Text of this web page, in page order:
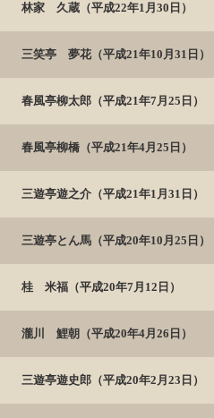
林家 久蔵（平成22年1月30日）
三笑亭 夢花（平成21年10月31日）
春風亭柳太郎（平成21年7月25日）
春風亭柳橋（平成21年4月25日）
三遊亭遊之介（平成21年1月31日）
三遊亭とん馬（平成20年10月25日）
桂 米福（平成20年7月12日）
瀧川 鯉朝（平成20年4月26日）
三遊亭遊史郎（平成20年2月23日）